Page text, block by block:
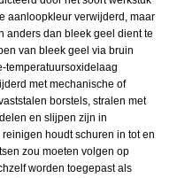
aanloopkleur verwijderd, maar
anders dan bleek geel dient te
van bleek geel via bruin
temperatuurs­oxidelaag
met mechanische of
borstels, stralen met
en slijpen zijn in
houdt schuren in tot en
zou moeten volgen op
worden toegepast als